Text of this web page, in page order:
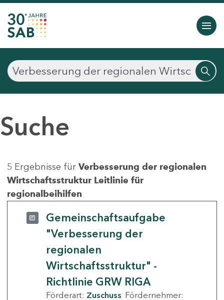
Suche
5 Ergebnisse für Verbesserung der regionalen
Wirtschaftsstruktur Leitlinie für
regionalbeihilfen
Gemeinschaftsaufgabe
"Verbesserung der
regionalen
Wirtschaftsstruktur" -
Richtlinie GRW RIGA
Förderart: Zuschuss Fördernehmer: